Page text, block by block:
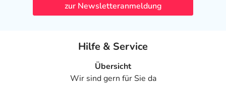
zur Newsletteranmeldung
Hilfe & Service
Übersicht
Wir sind gern für Sie da